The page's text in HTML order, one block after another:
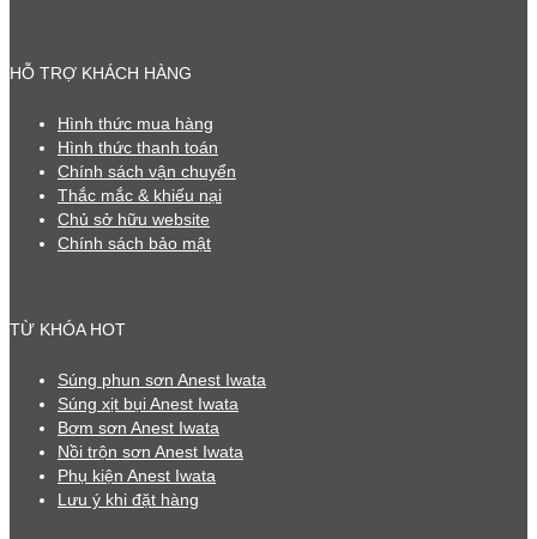
HỖ TRỢ KHÁCH HÀNG
Hình thức mua hàng
Hình thức thanh toán
Chính sách vận chuyển
Thắc mắc & khiếu nại
Chủ sở hữu website
Chính sách bảo mật
TỪ KHÓA HOT
Súng phun sơn Anest Iwata
Súng xịt bụi Anest Iwata
Bơm sơn Anest Iwata
Nồi trộn sơn Anest Iwata
Phụ kiện Anest Iwata
Lưu ý khi đặt hàng